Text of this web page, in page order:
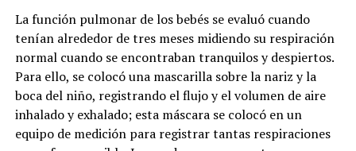
La función pulmonar de los bebés se evaluó cuando
tenían alrededor de tres meses midiendo su respiración
normal cuando se encontraban tranquilos y despiertos.
Para ello, se colocó una mascarilla sobre la nariz y la
boca del niño, registrando el flujo y el volumen de aire
inhalado y exhalado; esta máscara se colocó en un
equipo de medición para registrar tantas respiraciones